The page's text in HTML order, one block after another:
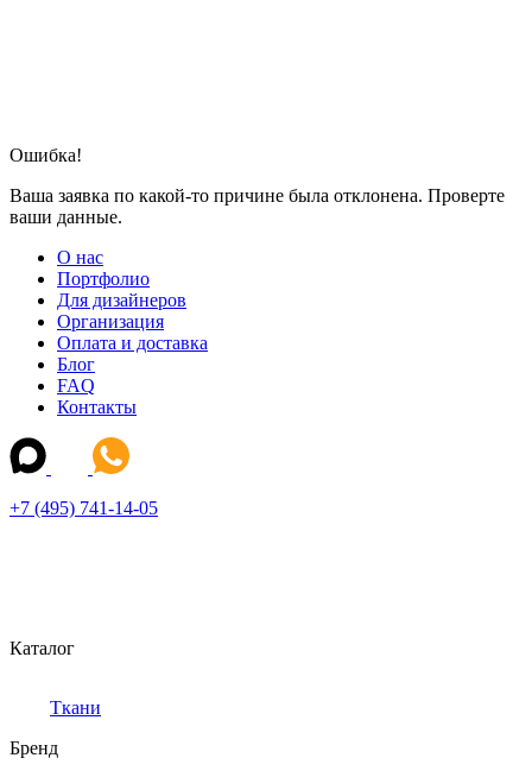
Ошибка!
Ваша заявка по какой-то причине была отклонена. Проверте
ваши данные.
О нас
Портфолио
Для дизайнеров
Организация
Оплата и доставка
Блог
FAQ
Контакты
+7 (495) 741-14-05
Каталог
Ткани
Бренд